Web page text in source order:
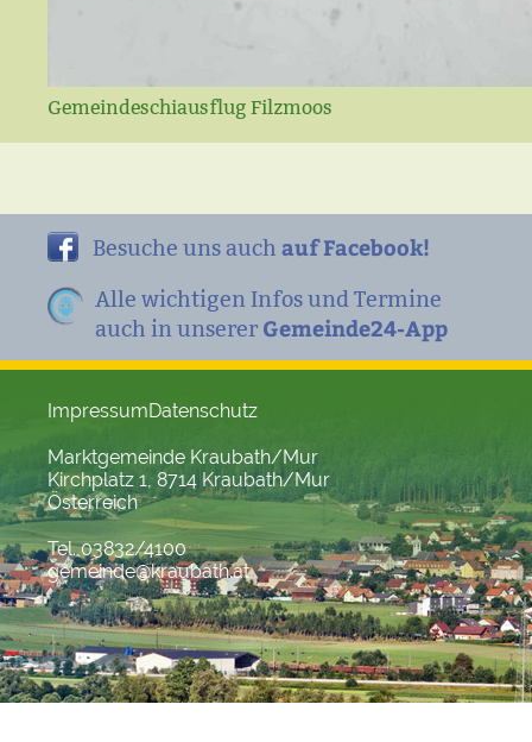
Gemeindeschiausflug Filzmoos
Besuche uns auch auf Facebook!
Alle wichtigen Infos und Termine
auch in unserer Gemeinde24-App
ImpressumDatenschutz
Marktgemeinde Kraubath/Mur
Kirchplatz 1, 8714 Kraubath/Mur
Österreich
Tel. 03832/4100
gemeinde@kraubath.at